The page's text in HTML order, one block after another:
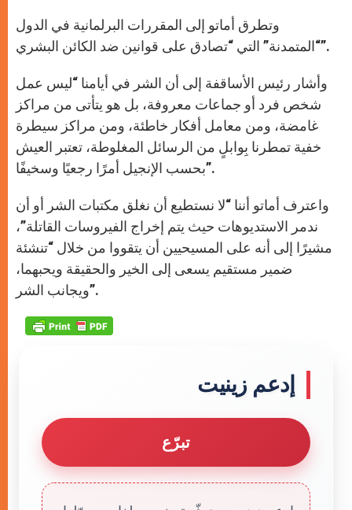
وتطرق أماتو إلى المقررات البرلمانية في الدول
“المتمدنة” التي “تصادق على قوانين ضد الكائن البشري”.
وأشار رئيس الأساقفة إلى أن الشر في أيامنا “ليس عمل
شخص فرد أو جماعات معروفة، بل هو يتأتى من مراكز
غامضة، ومن معامل أفكار خاطئة، ومن مراكز سيطرة
خفية تمطرنا بِوابلٍ من الرسائل المغلوطة، تعتبر العيش
بحسب الإنجيل أمرًا رجعيًا وسخيفًا”.
واعترف أماتو أننا “لا نستطيع أن نغلق مكتبات الشر أو أن
ندمر الاستديوهات حيث يتم إخراج الفيروسات القاتلة”،
مشيرًا إلى أنه على المسيحيين أن يتقووا من خلال “تنشئة
ضمير مستقيم يسعى إلى الخير والحقيقة ويحبهما،
ويجانب الشر”.
إدعم زينيت
تبرّع